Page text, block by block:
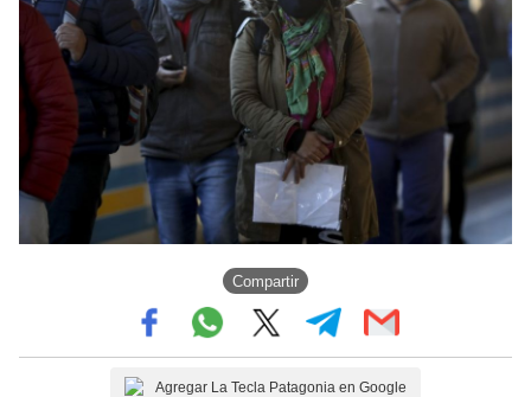
Compartir
Agregar La Tecla Patagonia en Google